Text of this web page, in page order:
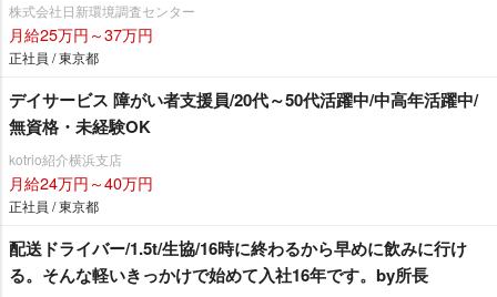
株式会社日新環境調査センター
月給25万円～37万円
正社員 / 東京都
デイサービス 障がい者支援員/20代～50代活躍中/中高年活躍中/
無資格・未経験OK
kotrio紹介横浜支店
月給24万円～40万円
正社員 / 東京都
配送ドライバー/1.5t/生協/16時に終わるから早めに飲みに行け
る。そんな軽いきっかけで始めて入社16年です。by所長